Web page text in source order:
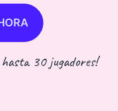
30 jugadores!